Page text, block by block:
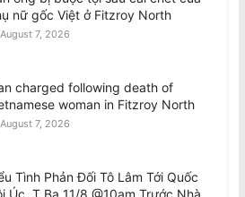
August 7, 2026
August 7, 2026
Úc, T.Ba 11/8 @10am Trước Nhà
Hội Liên Bang–Canberra